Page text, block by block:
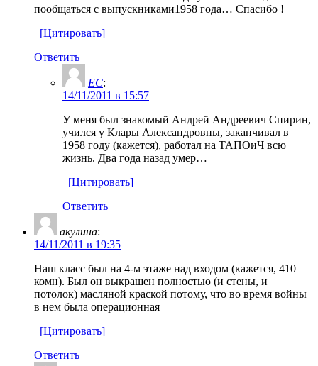
пообщаться с выпускниками1958 года… Спасибо !
[Цитировать]
Ответить
ЕС:
14/11/2011 в 15:57
У меня был знакомый Андрей Андреевич Спирин,
учился у Клары Александровны, заканчивал в
1958 году (кажется), работал на ТАПОиЧ всю
жизнь. Два года назад умер…
[Цитировать]
Ответить
акулина:
14/11/2011 в 19:35
Наш класс был на 4-м этаже над входом (кажется, 410
комн). Был он выкрашен полностью (и стены, и
потолок) масляной краской потому, что во время войны
в нем была операционная
[Цитировать]
Ответить